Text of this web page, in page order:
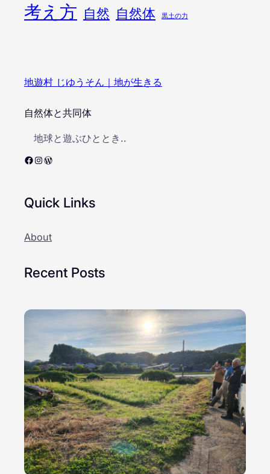
考え方 自然 自然体 黒土の力
地遊村 じゆうそん｜地が生きる
自然体と共同体
地球と遊ぶひととき..
Facebook Instagram WordPress
Quick Links
About
Recent Posts